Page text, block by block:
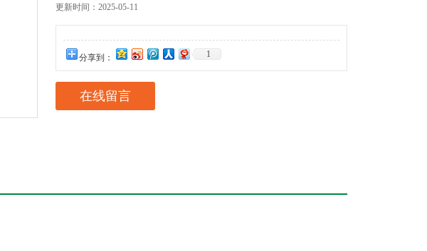
更新时间：2025-05-11
分享到： 1
在线留言